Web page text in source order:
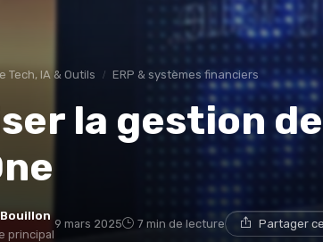
Tech, IA & Outils ERP & systèmes financiers
la gestion
principal
9 mars 2025 7 min de lecture Partager